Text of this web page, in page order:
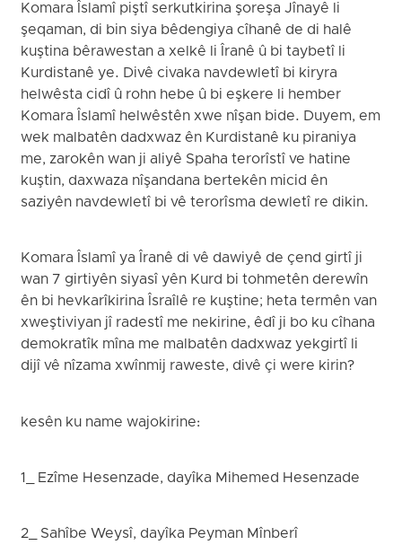
Komara Îslamî piştî serkutkirina şoreşa Jînayê li
şeqaman, di bin siya bêdengiya cîhanê de di halê
kuştina bêrawestan a xelkê li Îranê û bi taybetî li
Kurdistanê ye. Divê civaka navdewletî bi kiryra
helwêsta cidî û rohn hebe û bi eşkere li hember
Komara Îslamî helwêstên xwe nîşan bide. Duyem, em
wek malbatên dadxwaz ên Kurdistanê ku piraniya
me, zarokên wan ji aliyê Spaha terorîstî ve hatine
kuştin, daxwaza nîşandana bertekên micid ên
saziyên navdewletî bi vê terorîsma dewletî re dikin.
Komara Îslamî ya Îranê di vê dawiyê de çend girtî ji
wan 7 girtiyên siyasî yên Kurd bi tohmetên derewîn
ên bi hevkarîkirina Îsraîlê re kuştine; heta termên van
xweştiviyan jî radestî me nekirine, êdî ji bo ku cîhana
demokratîk mîna me malbatên dadxwaz yekgirtî li
dijî vê nîzama xwînmij raweste, divê çi were kirin?
kesên ku name wajokirine:
1_ Ezîme Hesenzade, dayîka Mihemed Hesenzade
2_ Sahîbe Weysî, dayîka Peyman Mînberî